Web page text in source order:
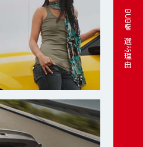
BUBUを選ぶ理由